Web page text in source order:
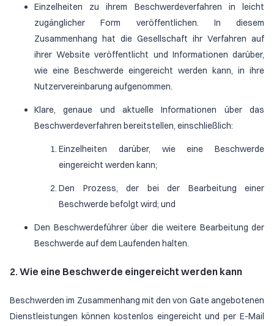
Einzelheiten zu ihrem Beschwerdeverfahren in leicht
zugänglicher Form veröffentlichen. In diesem
Zusammenhang hat die Gesellschaft ihr Verfahren auf
ihrer Website veröffentlicht und Informationen darüber,
wie eine Beschwerde eingereicht werden kann, in ihre
Nutzervereinbarung aufgenommen.
Klare, genaue und aktuelle Informationen über das
Beschwerdeverfahren bereitstellen, einschließlich:
Einzelheiten darüber, wie eine Beschwerde
eingereicht werden kann;
Den Prozess, der bei der Bearbeitung einer
Beschwerde befolgt wird; und
Den Beschwerdeführer über die weitere Bearbeitung der
Beschwerde auf dem Laufenden halten.
2. Wie eine Beschwerde eingereicht werden kann
Beschwerden im Zusammenhang mit den von Gate angebotenen
Dienstleistungen können kostenlos eingereicht und per E-Mail